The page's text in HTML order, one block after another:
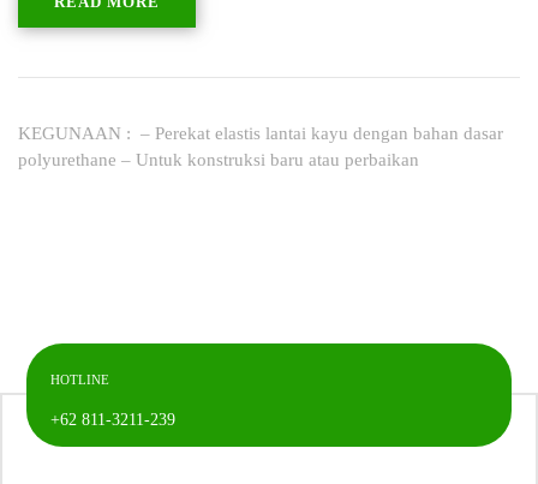
KEGUNAAN : – Perekat elastis lantai kayu dengan bahan dasar
polyurethane – Untuk konstruksi baru atau perbaikan
HOTLINE
+62 811-3211-239